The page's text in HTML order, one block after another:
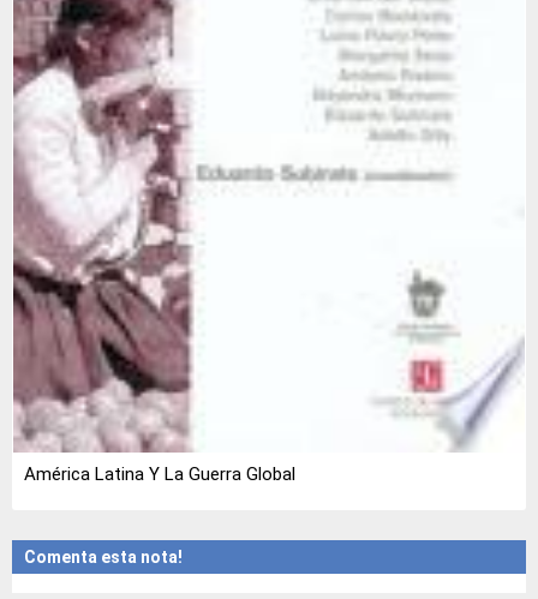
América Latina Y La Guerra Global
Comenta esta nota!